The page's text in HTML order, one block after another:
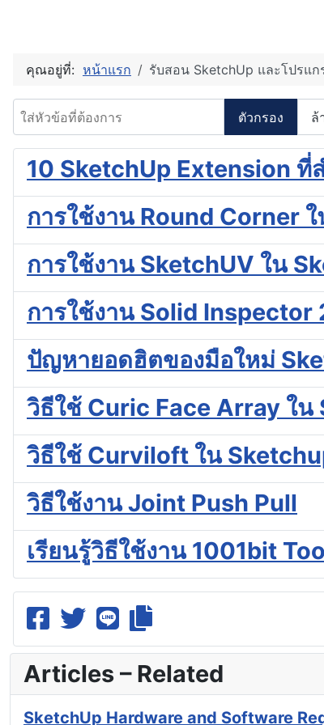
คุณอยู่ที่: หน้าแรก รับสอน SketchUp และโปรแ
ใส่หัวข้อที่ต้องการ
ตัวกรอง ล้
10 SketchUp Extension ที่
การใช้งาน Round Corner
การใช้งาน SketchUV ใน
การใช้งาน Solid Inspector
ปัญหายอดฮิตของมือใหม่
วิธีใช้ Curic Face Array ใน
วิธีใช้ Curviloft ใน
วิธีใช้งาน Joint Push Pull
เรียนรู้วิธีใช้งาน 1001bit
Articles – Related
SketchUp Hardware and Software